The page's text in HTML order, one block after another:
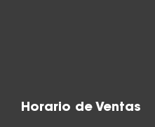
Horario de Ventas